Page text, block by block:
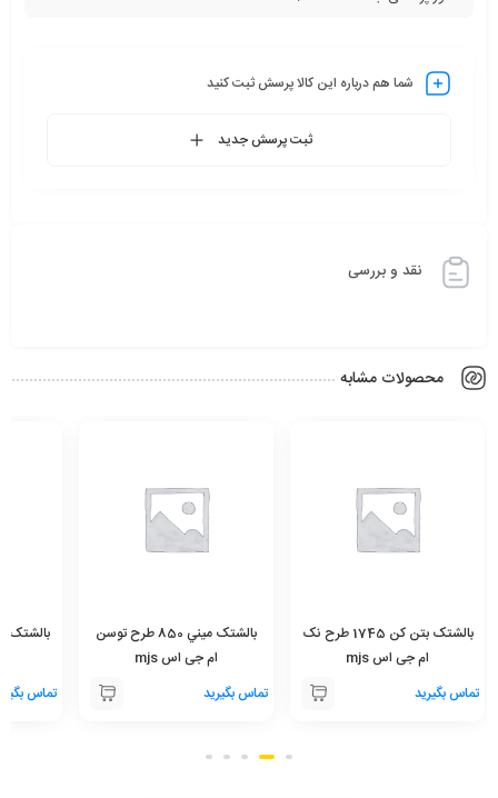
شما هم درباره این کالا پرسش ثبت کنید
ثبت پرسش جدید
نقد و بررسی
محصولات مشابه
بالشتک بتن کن 1745 طرح نک
ام جی اس mjs
تماس بگیرید
بالشتک ميني 850 طرح توسن
ام جی اس mjs
تماس بگیرید
تماس